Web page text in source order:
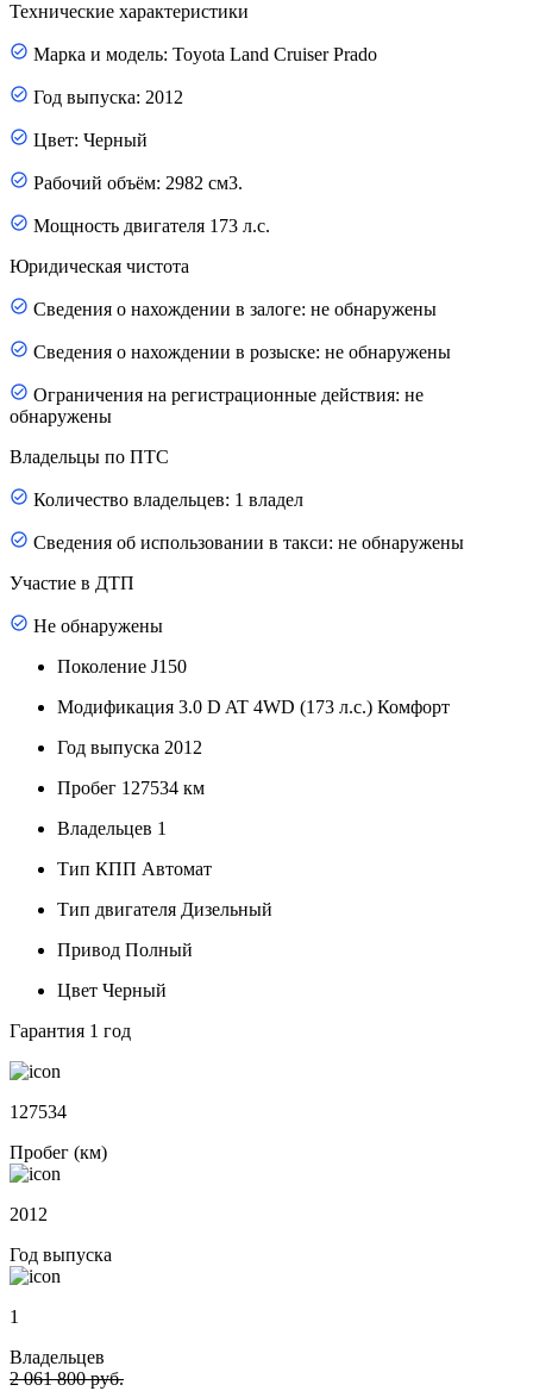
Технические характеристики
Марка и модель: Toyota Land Cruiser Prado
Год выпуска: 2012
Цвет: Черный
Рабочий объём: 2982 см3.
Мощность двигателя 173 л.с.
Юридическая чистота
Сведения о нахождении в залоге: не обнаружены
Сведения о нахождении в розыске: не обнаружены
Ограничения на регистрационные действия: не
обнаружены
Владельцы по ПТС
Количество владельцев: 1 владел
Сведения об использовании в такси: не обнаружены
Участие в ДТП
Не обнаружены
Поколение J150
Модификация 3.0 D AT 4WD (173 л.с.) Комфорт
Год выпуска 2012
Пробег 127534 км
Владельцев 1
Тип КПП Автомат
Тип двигателя Дизельный
Привод Полный
Цвет Черный
Гарантия 1 год
127534
Пробег (км)
2012
Год выпуска
1
Владельцев
2 061 800 руб.